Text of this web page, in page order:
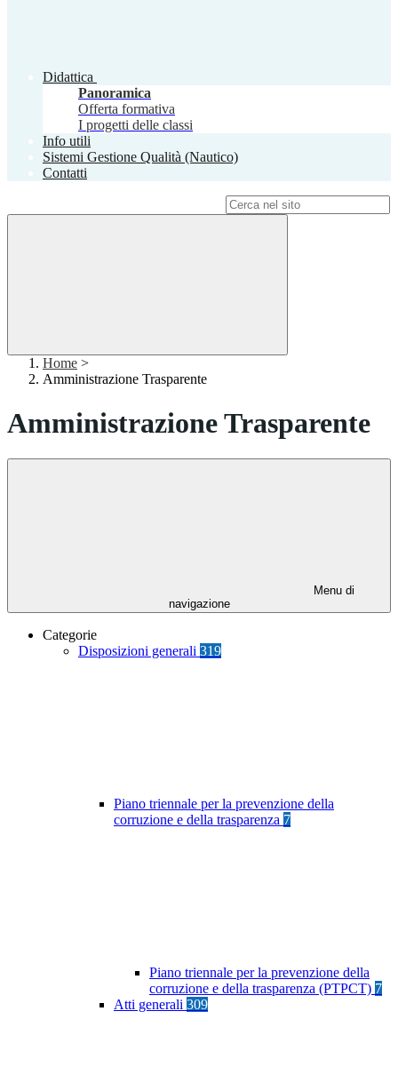
Didattica
Panoramica
Offerta formativa
I progetti delle classi
Info utili
Sistemi Gestione Qualità (Nautico)
Contatti
Home >
Amministrazione Trasparente
Amministrazione Trasparente
Menu di
navigazione
Categorie
Disposizioni generali 319
Piano triennale per la prevenzione della
corruzione e della trasparenza 7
Piano triennale per la prevenzione della
corruzione e della trasparenza (PTPCT) 7
Atti generali 309